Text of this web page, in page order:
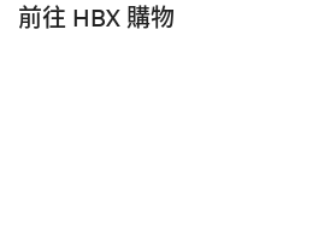
前往 HBX 購物